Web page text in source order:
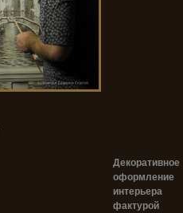
Декоративное
оформление
интерьера
фактурой